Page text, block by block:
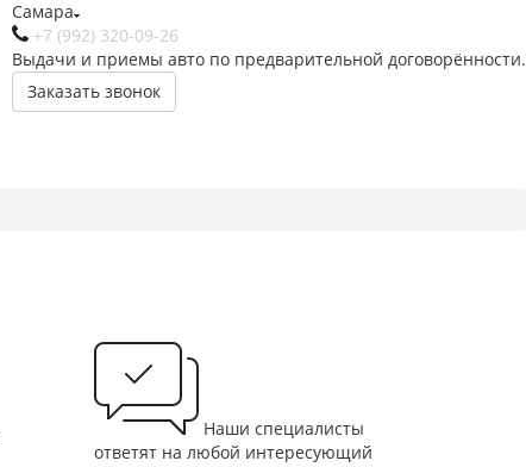
Самара
+7 (992) 320-09-26
Выдачи и приемы авто по предварительной договорённости.
Заказать звонок
Наши специалисты
ответят на любой интересующий